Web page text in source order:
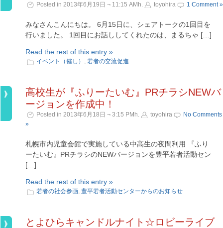
Posted in 2013年6月19日 ¬ 11:15 AMh. toyohira 1 Comment »
みなさんこんにちは。 6月15日に、シェアトークの1回目を
行いました。 1回目にお話ししてくれたのは、まるちゃ […]
Read the rest of this entry »
イベント（催し） , 若者の交流促進
高校生が『ふりーたいむ』PRチラシNEWバ
ージョンを作成中！
Posted in 2013年6月18日 ¬ 3:15 PMh. toyohira
No Comments
»
札幌市内児童会館で実施している中高生の夜間利用 『ふり
ーたいむ』PRチラシのNEWバージョンを豊平若者活動セン
[…]
Read the rest of this entry »
若者の社会参画, 豊平若者活動センターからのお知らせ
とよひらキャンドルナイト☆ロビーライブ